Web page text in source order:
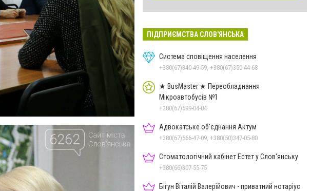
ПІДПРИЄМСТВА СЛОВ'ЯНСЬКА
Система сповіщення населення
+380(67)340-49-59, +380(67)350-44-68
★ BusMaster ★ Переобладнання
Мікроавтобусів №1
+380(67)599-04-04
Адвокатське об'єднання Актум
+380(67)566-47-09, +380(50)347-05-80
Стоматологічний кабінет Естет у Слов'янську
+380(66)307-55-75
Бігун Віталій Валерійович - приватний нотаріус